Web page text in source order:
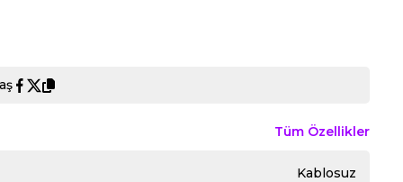
Tüm Özellikler
Kablosuz